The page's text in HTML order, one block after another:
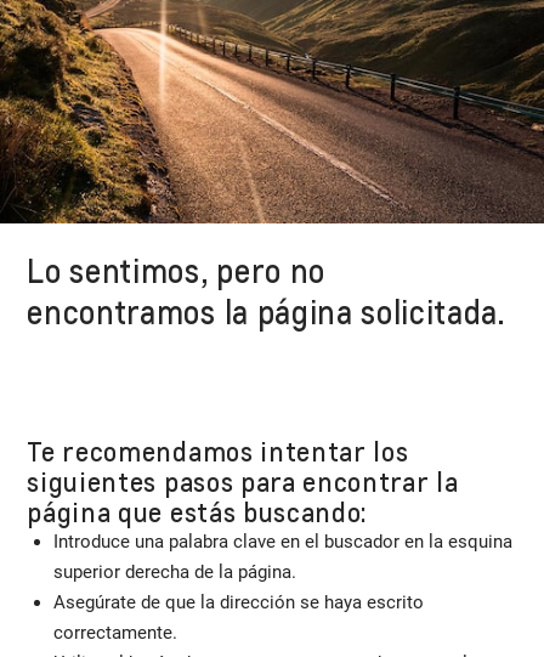
Lo sentimos, pero no
encontramos la página solicitada.
Te recomendamos intentar los
siguientes pasos para encontrar la
página que estás buscando:
Introduce una palabra clave en el buscador en la esquina
superior derecha de la página.
Asegúrate de que la dirección se haya escrito
correctamente.